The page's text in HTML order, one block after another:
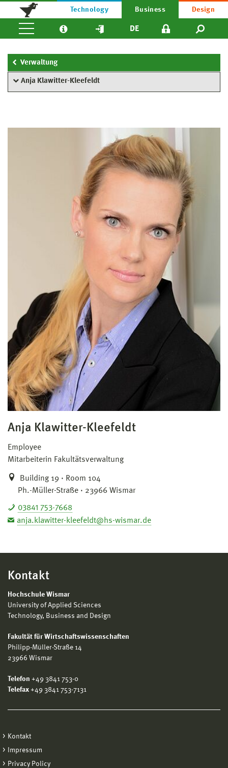
Technology Business Design
DE
Verwaltung
Anja Klawitter-Kleefeldt
Anja Klawitter-Kleefeldt
Employee
Mitarbeiterin Fakultätsverwaltung
Building 19 · Room 104
Ph.-Müller-Straße · 23966 Wismar
03841 753-7668
anja.klawitter-kleefeldt@hs-wismar.de
Kontakt
Hochschule Wismar
University of Applied Sciences
Technology, Business and Design
Fakultät für Wirtschaftswissenschaften
Philipp-Müller-Straße 14
23966 Wismar
Telefon +49 3841 753-0
Telefax +49 3841 753-7131
Kontakt
Impressum
Privacy Policy